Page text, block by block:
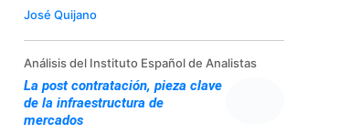
José Quijano
Análisis del Instituto Español de Analistas
La post contratación, pieza clave
de la infraestructura de
mercados